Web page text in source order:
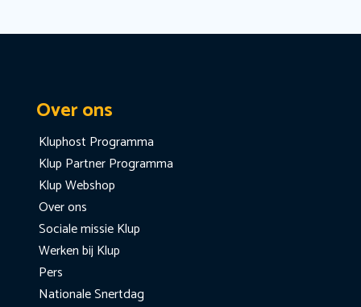
Over ons
Kluphost Programma
Klup Partner Programma
Klup Webshop
Over ons
Sociale missie Klup
Werken bij Klup
Pers
Nationale Snertdag